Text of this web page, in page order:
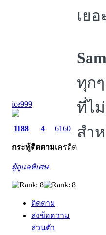
ice999
1188
กระทู้
4
ติดตาม
6160
เครดิต
ผู้ดูแลพิเศษ
ติดตาม
ส่งข้อความ
ส่วนตัว
เยอ
ทุก
ที่ไ
สำ